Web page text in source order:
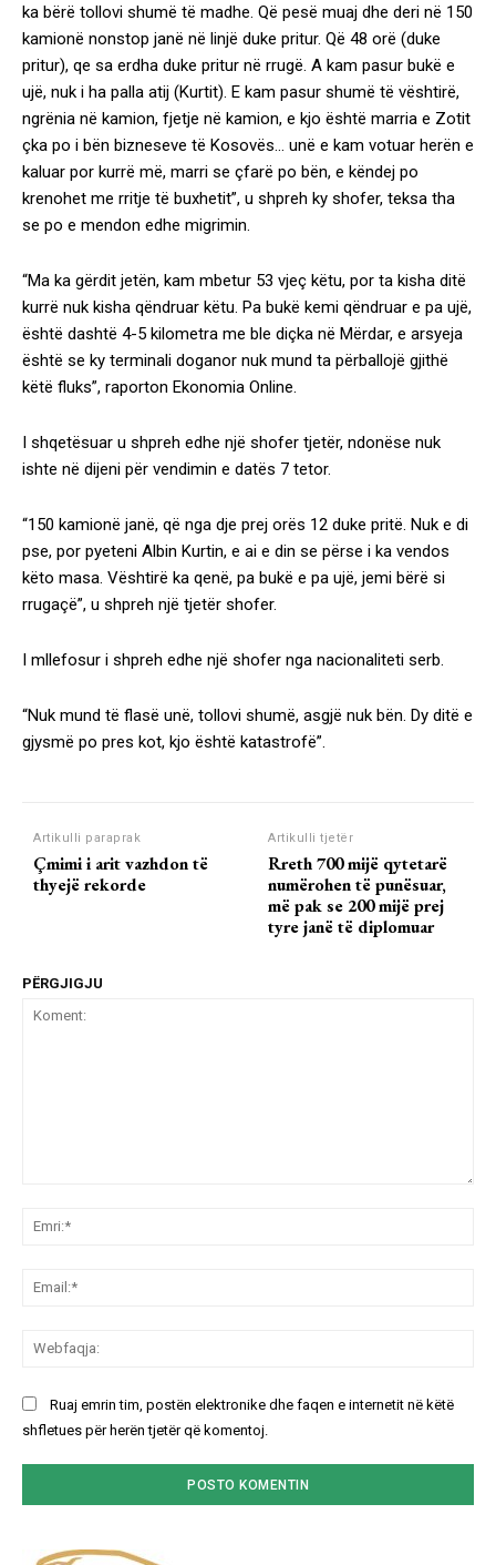
ka bërë tollovi shumë të madhe. Që pesë muaj dhe deri në 150
kamionë nonstop janë në linjë duke pritur. Që 48 orë (duke
pritur), qe sa erdha duke pritur në rrugë. A kam pasur bukë e
ujë, nuk i ha palla atij (Kurtit). E kam pasur shumë të vështirë,
ngrënia në kamion, fjetje në kamion, e kjo është marria e Zotit
çka po i bën bizneseve të Kosovës… unë e kam votuar herën e
kaluar por kurrë më, marri se çfarë po bën, e këndej po
krenohet me rritje të buxhetit”, u shpreh ky shofer, teksa tha
se po e mendon edhe migrimin.
“Ma ka gërdit jetën, kam mbetur 53 vjeç këtu, por ta kisha ditë
kurrë nuk kisha qëndruar këtu. Pa bukë kemi qëndruar e pa ujë,
është dashtë 4-5 kilometra me ble diçka në Mërdar, e arsyeja
është se ky terminali doganor nuk mund ta përballojë gjithë
këtë fluks”, raporton Ekonomia Online.
I shqetësuar u shpreh edhe një shofer tjetër, ndonëse nuk
ishte në dijeni për vendimin e datës 7 tetor.
“150 kamionë janë, që nga dje prej orës 12 duke pritë. Nuk e di
pse, por pyeteni Albin Kurtin, e ai e din se përse i ka vendos
këto masa. Vështirë ka qenë, pa bukë e pa ujë, jemi bërë si
rrugaçë”, u shpreh një tjetër shofer.
I mllefosur i shpreh edhe një shofer nga nacionaliteti serb.
“Nuk mund të flasë unë, tollovi shumë, asgjë nuk bën. Dy ditë e
gjysmë po pres kot, kjo është katastrofë”.
Artikulli paraprak
Çmimi i arit vazhdon të
thyejë rekorde
Artikulli tjetër
Rreth 700 mijë qytetarë
numërohen të punësuar,
më pak se 200 mijë prej
tyre janë të diplomuar
PËRGJIGJU
Ruaj emrin tim, postën elektronike dhe faqen e internetit në këtë
shfletues për herën tjetër që komentoj.